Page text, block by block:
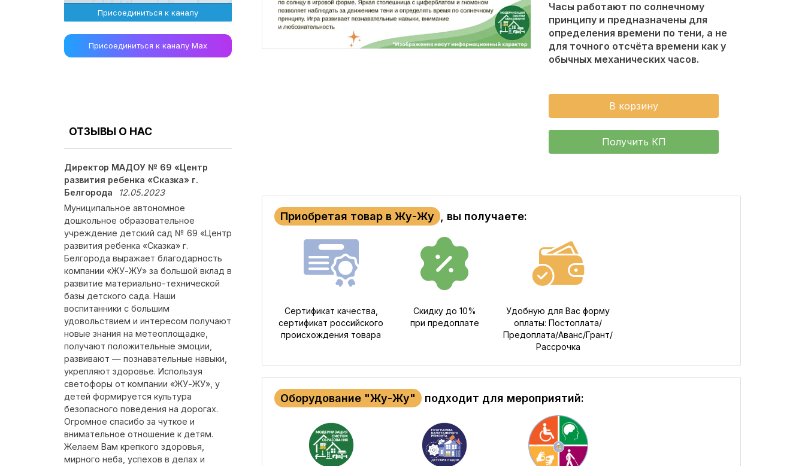
Присоединиться к каналу
Присоединиться к каналу Max
ОТЗЫВЫ О НАС
Директор МАДОУ № 69 «Центр
развития ребенка «Сказка» г.
Белгорода
12.05.2023
Муниципальное автономное
дошкольное образовательное
учреждение детский сад № 69 «Центр
развития ребенка «Сказка» г.
Белгорода выражает благодарность
компании «ЖУ-ЖУ» за большой вклад в
развитие материально-технической
базы детского сада. Наши
воспитанники с большим
удовольствием и интересом получают
новые знания на метеоплощадке,
получают положительные эмоции,
развивают — познавательные навыки,
укрепляют здоровье. Используя
светофоры от компании «ЖУ-ЖУ», у
детей формируется культура
безопасного поведения на дорогах.
Огромное спасибо за чуткое и
внимательное отношение к детям.
Желаем Вам крепкого здоровья,
мирного неба, успехов в делах и
Часы работают по солнечному
принципу и предназначены для
определения времени по тени, а не
для точного отсчёта времени как у
обычных механических часов.
В корзину
Получить КП
Приобретая товар в Жу-Жу , вы получаете:
Сертификат качества,
сертификат российского
происхождения товара
Скидку до 10%
при предоплате
Удобную для Вас форму
оплаты: Постоплата/
Предоплата/Аванс/Грант/
Рассрочка
Оборудование "Жу-Жу" подходит для мероприятий: